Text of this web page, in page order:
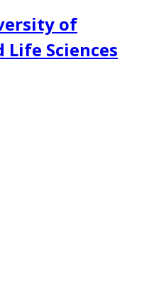
of
Sciences